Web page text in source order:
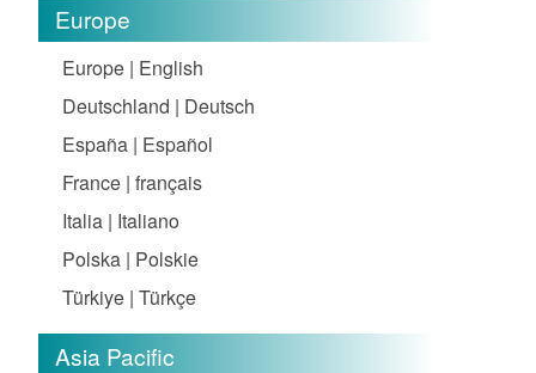
Europe
Europe | English
Deutschland | Deutsch
España | Español
France | français
Italia | Italiano
Polska | Polskie
Türkiye | Türkçe
Asia Pacific